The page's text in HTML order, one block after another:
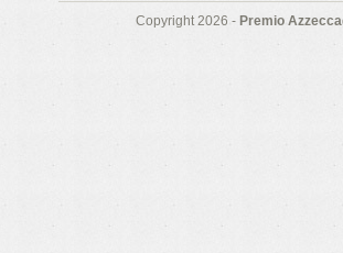
Copyright 2026 - Premio